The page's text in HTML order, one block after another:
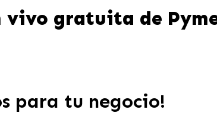
vivo gratuita de
para tu negocio!